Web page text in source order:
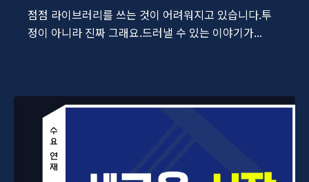
점점 라이브러리를 쓰는 것이 어려워지고 있습니다.투
정이 아니라 진짜 그래요.드러낼 수 있는 이야기가...